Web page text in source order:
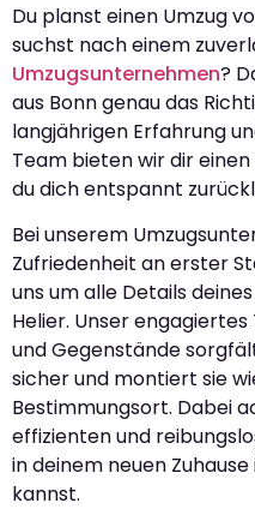
Du planst einen Umzug
suchst nach einem
Umzugsunternehmen?
aus Bonn genau das
langjährigen Erfahrung
Team bieten wir dir
du dich entspannt
Bei unserem
Zufriedenheit an erster
uns um alle Details
Helier. Unser
und Gegenstände
sicher und montiert sie
Bestimmungsort. Dabei
effizienten und
in deinem neuen
kannst.